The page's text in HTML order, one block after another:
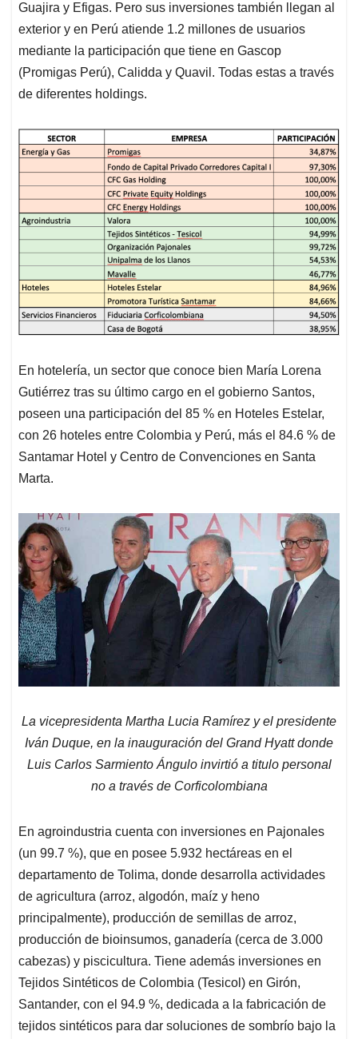
Guajira y Efigas. Pero sus inversiones también llegan al
exterior y en Perú atiende 1.2 millones de usuarios
mediante la participación que tiene en Gascop
(Promigas Perú), Calidda y Quavil. Todas estas a través
de diferentes holdings.
En hotelería, un sector que conoce bien María Lorena
Gutiérrez tras su último cargo en el gobierno Santos,
poseen una participación del 85 % en Hoteles Estelar,
con 26 hoteles entre Colombia y Perú, más el 84.6 % de
Santamar Hotel y Centro de Convenciones en Santa
Marta.
La vicepresidenta Martha Lucia Ramírez y el presidente
Iván Duque, en la inauguración del Grand Hyatt donde
Luis Carlos Sarmiento Ángulo invirtió a titulo personal
no a través de Corficolombiana
En agroindustria cuenta con inversiones en Pajonales
(un 99.7 %), que en posee 5.932 hectáreas en el
departamento de Tolima, donde desarrolla actividades
de agricultura (arroz, algodón, maíz y heno
principalmente), producción de semillas de arroz,
producción de bioinsumos, ganadería (cerca de 3.000
cabezas) y piscicultura. Tiene además inversiones en
Tejidos Sintéticos de Colombia (Tesicol) en Girón,
Santander, con el 94.9 %, dedicada a la fabricación de
tejidos sintéticos para dar soluciones de sombrío bajo la